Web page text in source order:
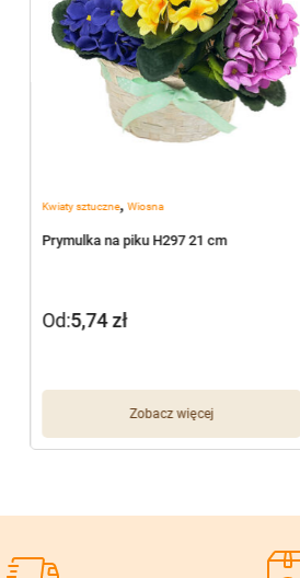
Kwiaty sztuczne, Wiosna
Prymulka na piku H297 21 cm
Zobacz więcej
Od:5,74zł